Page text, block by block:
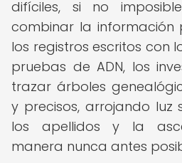
difíciles, si no
combinar la
los registros escritos con
pruebas de ADN, los
trazar árboles
y precisos, arrojando luz
los apellidos y la
manera nunca antes